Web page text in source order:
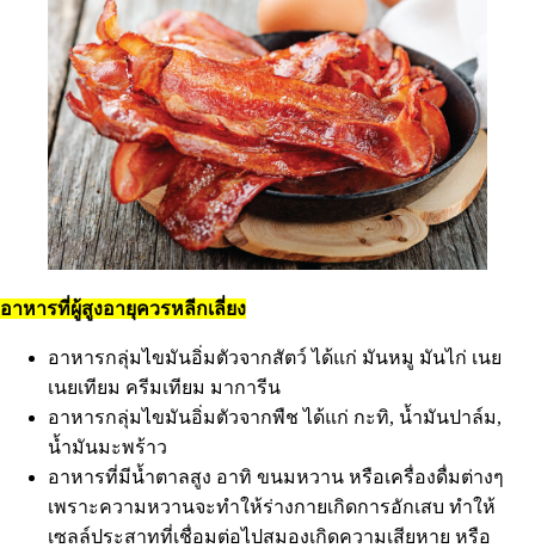
อาหารที่ผู้สูงอายุควรหลีกเลี่ยง
อาหารกลุ่มไขมันอิ่มตัวจากสัตว์ ได้แก่ มันหมู มันไก่ เนย
เนยเทียม ครีมเทียม มาการีน
อาหารกลุ่มไขมันอิ่มตัวจากพืช ได้แก่ กะทิ, น้ำมันปาล์ม,
น้ำมันมะพร้าว
อาหารที่มีน้ำตาลสูง อาทิ ขนมหวาน หรือเครื่องดื่มต่างๆ
เพราะความหวานจะทำให้ร่างกายเกิดการอักเสบ ทำให้
เซลล์ประสาทที่เชื่อมต่อไปสมองเกิดความเสียหาย หรือ